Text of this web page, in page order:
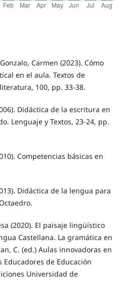
Carmen (2023). Cómo
en el aula. Textos de
100, pp. 33-38.
Didáctica de la escritura en
Lenguaje y Textos, 23-24, pp.
Competencias básicas en
Didáctica de la lengua para
(2020). El paisaje lingüístico
Castellana. La gramática en
C. (ed.) Aulas innovadoras en
Educadores de Educación
Universidad de